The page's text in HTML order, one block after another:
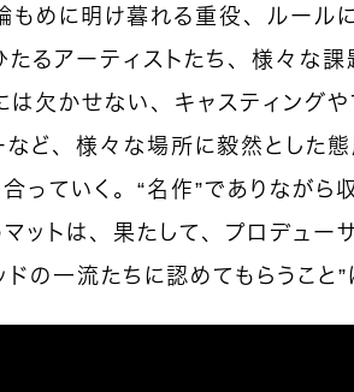
もめに明け暮れる重役、ルール
たるアーティストたち、様々な
は欠かせない、キャスティング
など、様々な場所に毅然とした
っていく。“名作”でありながら
マットは、果たして、プロデュー
ドの一流たちに認めてもらうこと”